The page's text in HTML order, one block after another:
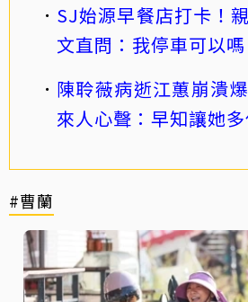
SJ始源早餐店打卡！
文直問：我停車可以嗎
陳聆薇病逝江蕙崩潰
來人心聲：早知讓她
#曹蘭